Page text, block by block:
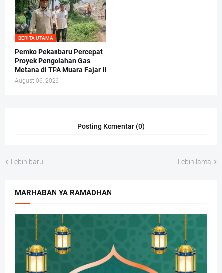
BERITA UTAMA
Pemko Pekanbaru Percepat
Proyek Pengolahan Gas
Metana di TPA Muara Fajar II
August 06, 2026
Posting Komentar (0)
Lebih baru Lebih lama
MARHABAN YA RAMADHAN